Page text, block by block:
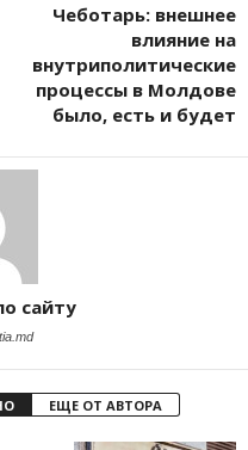
Чеботарь: внешнее
влияние на
внутриполитические
процессы в Молдове
было, есть и будет
сайту
ЕЩЕ ОТ АВТОРА